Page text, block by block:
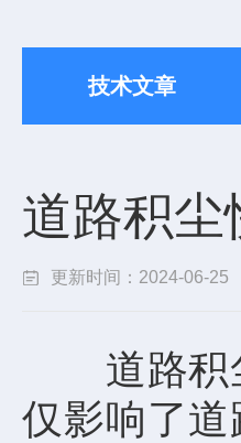
技术文章
道路积尘
更新时间：2024-06-25
道路积尘
仅影响了